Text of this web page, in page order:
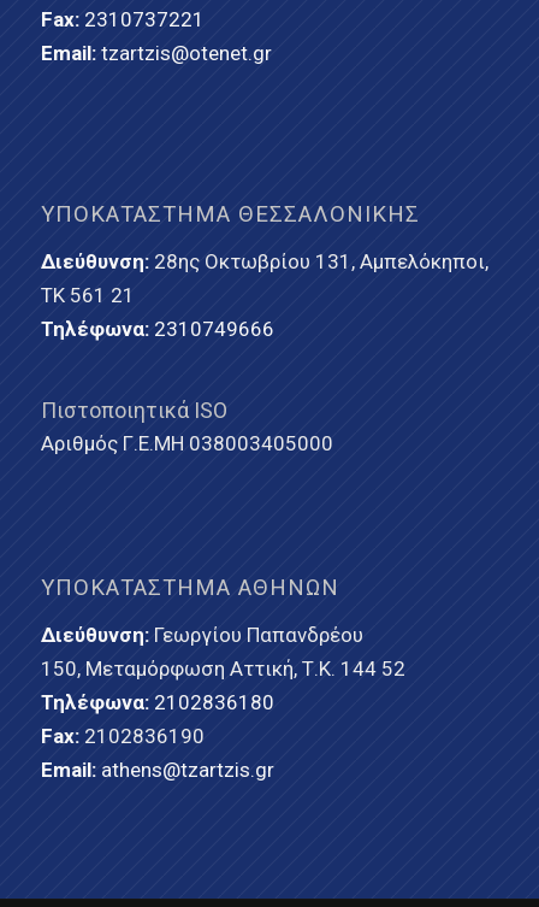
Fax: 2310737221
Email: tzartzis@otenet.gr
ΥΠΟΚΑΤΆΣΤΗΜΑ ΘΕΣΣΑΛΟΝΊΚΗΣ
Διεύθυνση:28ης Οκτωβρίου 131, Αμπελόκηποι,
ΤΚ 561 21
Τηλέφωνα: 2310749666
Πιστοποιητικά ISO
Αριθμός Γ.Ε.ΜΗ 038003405000
ΥΠΟΚΑΤΆΣΤΗΜΑ ΑΘΗΝΏΝ
Διεύθυνση:Γεωργίου Παπανδρέου
150, Μεταμόρφωση Αττική, Τ.Κ. 144 52
Τηλέφωνα: 2102836180
Fax:2102836190
Email: athens@tzartzis.gr